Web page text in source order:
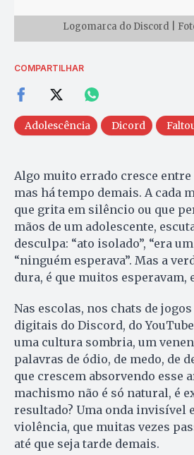
Logomarca do Discord |
COMPARTILHAR
Adolescência Dicord
Algo muito errado cresce entre
mas há tempo demais. A cada
que grita em silêncio ou que
mãos de um adolescente,
desculpa: “ato isolado”, “era
“ninguém esperava”. Mas a
dura, é que muitos esperavam,
Nas escolas, nos chats de
digitais do Discord, do
uma cultura sombria, um
palavras de ódio, de medo, de
que crescem absorvendo esse
machismo não é só natural, é
resultado? Uma onda invisível
violência, que muitas vezes
até que seja tarde demais.